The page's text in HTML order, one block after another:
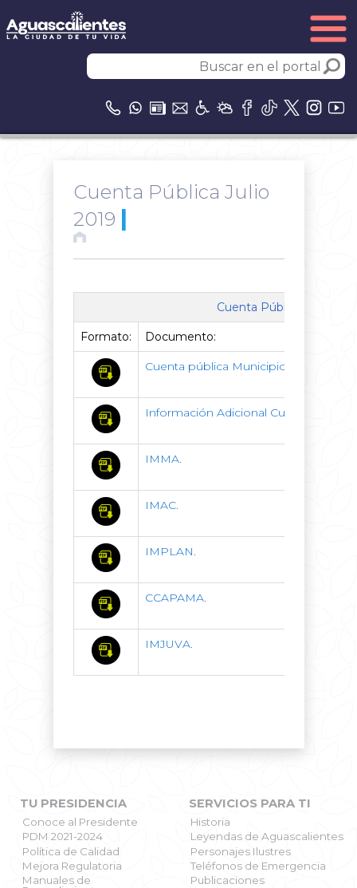
Cuenta Pública Julio
2019 |
Cuenta Pública | Julio
Formato: Documento:
Cuenta pública Municipio
Información Adicional Cuenta
IMMA.
IMAC.
IMPLAN.
CCAPAMA.
IMJUVA.
TU PRESIDENCIA
Conoce al Presidente
PDM 2021-2024
Política de Calidad
Mejora Regulatoria
Manuales de
SERVICIOS PARA TI
Historia
Leyendas de Aguascalientes
Personajes Ilustres
Teléfonos de Emergencia
Publicaciones
X